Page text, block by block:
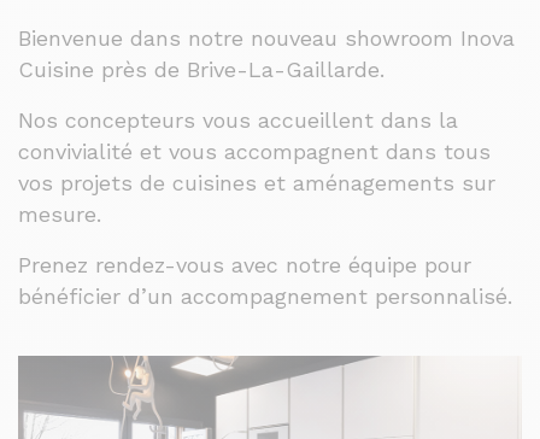
Bienvenue dans notre nouveau showroom Inova
Cuisine près de Brive-La-Gaillarde.
Nos concepteurs vous accueillent dans la
convivialité et vous accompagnent dans tous
vos projets de cuisines et aménagements sur
mesure.
Prenez rendez-vous avec notre équipe pour
bénéficier d’un accompagnement personnalisé.